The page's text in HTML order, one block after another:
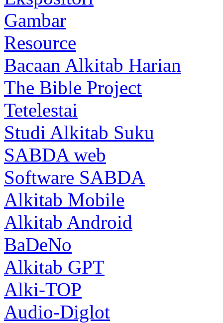
Gambar
Resource
Bacaan Alkitab Harian
The Bible Project
Tetelestai
Studi Alkitab Suku
SABDA web
Software SABDA
Alkitab Mobile
Alkitab Android
BaDeNo
Alkitab GPT
Alki-TOP
Audio-Diglot